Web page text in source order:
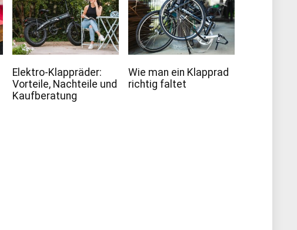
Elektro-Klappräder:
Vorteile, Nachteile und
Kaufberatung
Wie man ein Klapprad
richtig faltet